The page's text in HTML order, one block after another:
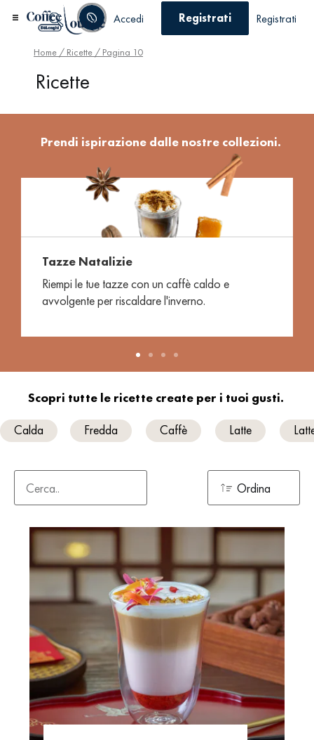
Accedi Registrati Registrati
Home / Ricette / Pagina 10
Ricette
Prendi ispirazione dalle nostre collezioni.
Tazze Natalizie
Riempi le tue tazze con un caffè caldo e
avvolgente per riscaldare l'inverno.
Scopri tutte le ricette create per i tuoi gusti.
Calda
Fredda Caffè Latte